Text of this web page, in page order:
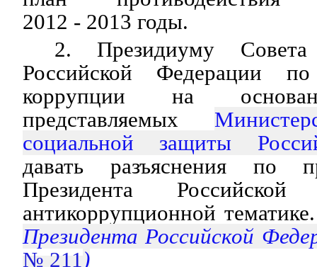
2012 - 2013 годы.
2. Президиуму
Российской Федерации по
коррупции на
представляемых
социальной защиты
давать разъяснения по
Президента
антикоррупционной тематике.
Президента Российской
№ 211)